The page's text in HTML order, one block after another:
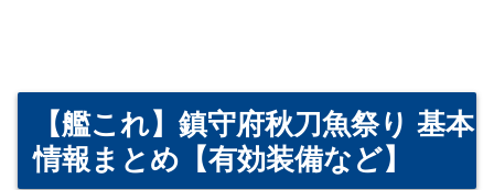
【艦これ】鎮守府秋刀魚祭り 基本
情報まとめ【有効装備など】